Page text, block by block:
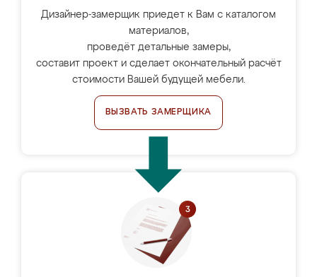
Дизайнер-замерщик приедет к Вам с каталогом
материалов,
проведёт детальные замеры,
составит проект и сделает окончательный расчёт
стоимости Вашей будущей мебели.
ВЫЗВАТЬ ЗАМЕРЩИКА